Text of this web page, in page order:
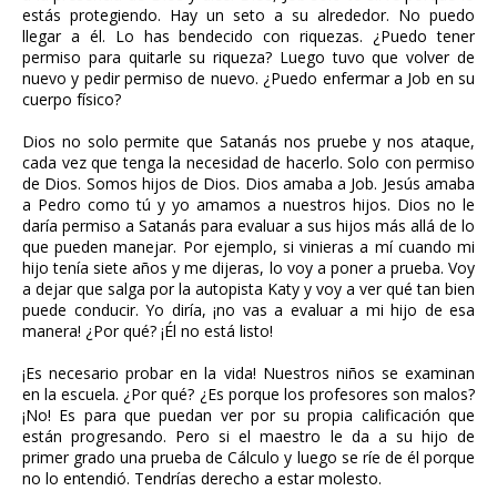
estás protegiendo. Hay un seto a su alrededor. No puedo
llegar a él. Lo has bendecido con riquezas. ¿Puedo tener
permiso para quitarle su riqueza? Luego tuvo que volver de
nuevo y pedir permiso de nuevo. ¿Puedo enfermar a Job en su
cuerpo físico?
Dios no solo permite que Satanás nos pruebe y nos ataque,
cada vez que tenga la necesidad de hacerlo. Solo con permiso
de Dios. Somos hijos de Dios. Dios amaba a Job. Jesús amaba
a Pedro como tú y yo amamos a nuestros hijos. Dios no le
daría permiso a Satanás para evaluar a sus hijos más allá de lo
que pueden manejar. Por ejemplo, si vinieras a mí cuando mi
hijo tenía siete años y me dijeras, lo voy a poner a prueba. Voy
a dejar que salga por la autopista Katy y voy a ver qué tan bien
puede conducir. Yo diría, ¡no vas a evaluar a mi hijo de esa
manera! ¿Por qué? ¡Él no está listo!
¡Es necesario probar en la vida! Nuestros niños se examinan
en la escuela. ¿Por qué? ¿Es porque los profesores son malos?
¡No! Es para que puedan ver por su propia calificación que
están progresando. Pero si el maestro le da a su hijo de
primer grado una prueba de Cálculo y luego se ríe de él porque
no lo entendió. Tendrías derecho a estar molesto.